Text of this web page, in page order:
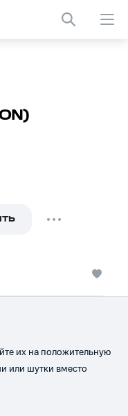
их на положительную
или шутки вместо